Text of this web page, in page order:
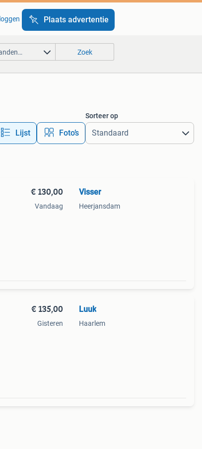
Plaats advertentie
Zoek
Lijst Foto’s
Sorteer op
€ 130,00
Vandaag
Visser
Heerjansdam
€ 135,00
Gisteren
Luuk
Haarlem